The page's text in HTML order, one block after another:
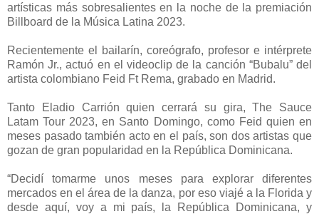
artísticas más sobresalientes en la noche de la premiación
Billboard de la Música Latina 2023.
Recientemente el bailarín, coreógrafo, profesor e intérprete
Ramón Jr., actuó en el videoclip de la canción “Bubalu” del
artista colombiano Feid Ft Rema, grabado en Madrid.
Tanto Eladio Carrión quien cerrará su gira, The Sauce
Latam Tour 2023, en Santo Domingo, como Feid quien en
meses pasado también acto en el país, son dos artistas que
gozan de gran popularidad en la República Dominicana.
“Decidí tomarme unos meses para explorar diferentes
mercados en el área de la danza, por eso viajé a la Florida y
desde aquí, voy a mi país, la República Dominicana, y